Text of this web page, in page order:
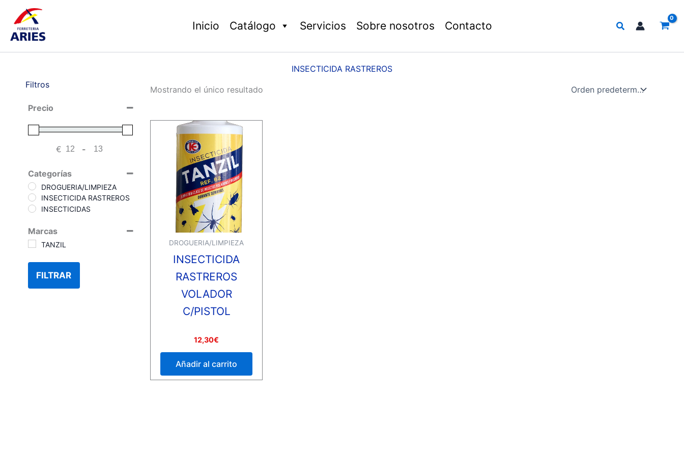
contenido
Inicio Catálogo Servicios Sobre nosotros Contacto Buscar
INSECTICIDA RASTREROS
Filtros
Precio
€ Minimum Price
-Maximum Price
Categorías
DROGUERIA/LIMPIEZA
INSECTICIDA RASTREROS
INSECTICIDAS
Marcas
TANZIL
FILTRAR
Mostrando el único resultado
DROGUERIA/LIMPIEZA
INSECTICIDA
RASTREROS
VOLADOR
C/PISTOL
0
12,30€
Añadir al carrito